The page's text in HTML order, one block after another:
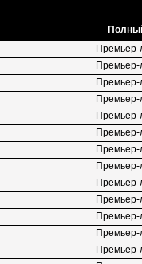
Премьер-
Премьер-
Премьер-
Премьер-
Премьер-
Премьер-
Премьер-
Премьер-
Премьер-
Премьер-
Премьер-
Премьер-
Премьер-